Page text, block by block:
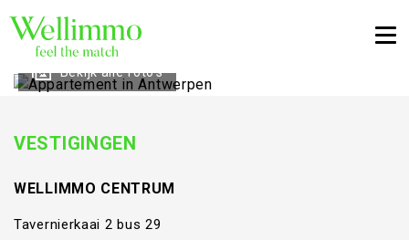
Bekijk alle foto's
VESTIGINGEN
WELLIMMO CENTRUM
Tavernierkaai 2 bus 29